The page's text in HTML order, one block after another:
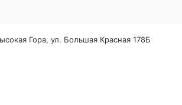
Гора, ул. Большая Красная 178Б